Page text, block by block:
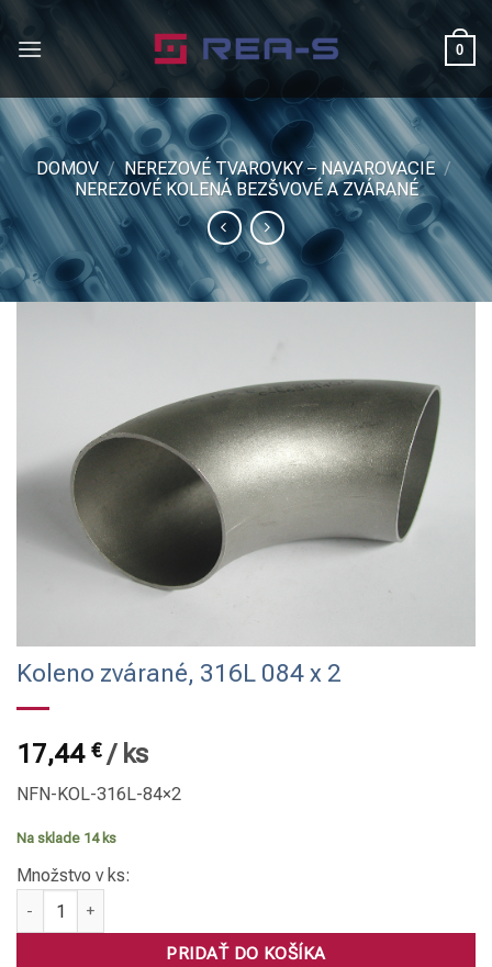
0
DOMOV / NEREZOVÉ TVAROVKY – NAVAROVACIE /
NEREZOVÉ KOLENÁ BEZŠVOVÉ A ZVÁRANÉ
Koleno zvárané, 316L 084 x 2
17,44 €/ ks
NFN-KOL-316L-84×2
Na sklade 14 ks
Množstvo v ks:
množstvo Koleno zvárané, 316L 084 x 2
PRIDAŤ DO KOŠÍKA